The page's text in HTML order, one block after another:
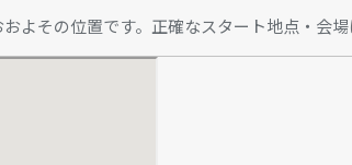
よその位置です。正確なスタート地点・会場